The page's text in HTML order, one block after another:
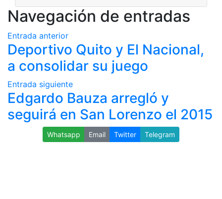
Navegación de entradas
Entrada anterior
Deportivo Quito y El Nacional,
a consolidar su juego
Entrada siguiente
Edgardo Bauza arregló y
seguirá en San Lorenzo el 2015
Whatsapp Email Twitter Telegram